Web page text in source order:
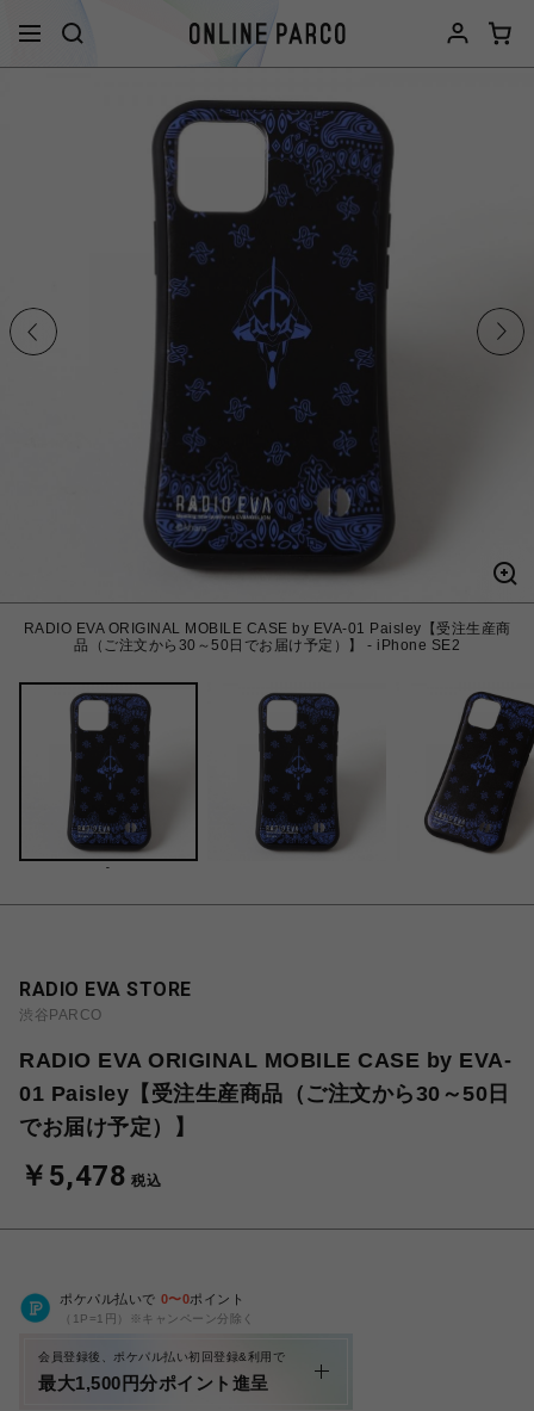
RADIO EVA ORIGINAL MOBILE CASE by EVA-01 Paisley【受注生産商
品（ご注文から30～50日でお届け予定）】 - iPhone SE2
-
RADIO EVA STORE
渋谷PARCO
RADIO EVA ORIGINAL MOBILE CASE by EVA-
01 Paisley【受注生産商品（ご注文から30～50日
でお届け予定）】
￥5,478 税込
ポケパル払いで 0〜0ポイント
（1P=1円）※キャンペーン分除く
会員登録後、ポケパル払い初回登録&利用で
最大1,500円分ポイント進呈